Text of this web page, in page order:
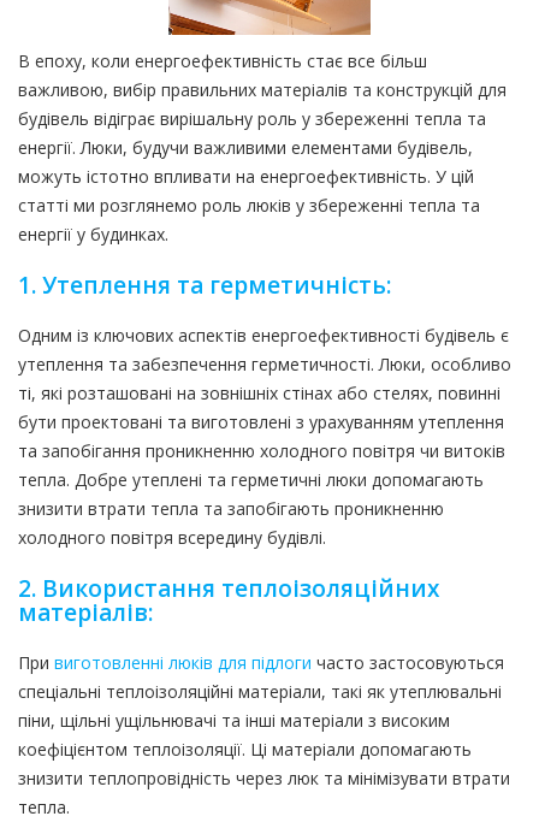
В епоху, коли енергоефективність стає все більш
важливою, вибір правильних матеріалів та конструкцій для
будівель відіграє вирішальну роль у збереженні тепла та
енергії. Люки, будучи важливими елементами будівель,
можуть істотно впливати на енергоефективність. У цій
статті ми розглянемо роль люків у збереженні тепла та
енергії у будинках.
1. Утеплення та герметичність:
Одним із ключових аспектів енергоефективності будівель є
утеплення та забезпечення герметичності. Люки, особливо
ті, які розташовані на зовнішніх стінах або стелях, повинні
бути проектовані та виготовлені з урахуванням утеплення
та запобігання проникненню холодного повітря чи витоків
тепла. Добре утеплені та герметичні люки допомагають
знизити втрати тепла та запобігають проникненню
холодного повітря всередину будівлі.
2. Використання теплоізоляційних
матеріалів:
При виготовленні люків для підлоги часто застосовуються
спеціальні теплоізоляційні матеріали, такі як утеплювальні
піни, щільні ущільнювачі та інші матеріали з високим
коефіцієнтом теплоізоляції. Ці матеріали допомагають
знизити теплопровідність через люк та мінімізувати втрати
тепла.